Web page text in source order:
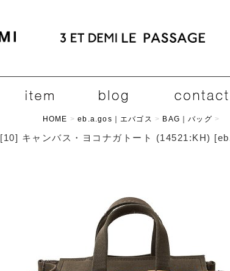
HOME > eb.a.gos｜エバゴス > BAG｜バッグ >
[10] キャンバス・ヨコナガトート (14521:KH) [